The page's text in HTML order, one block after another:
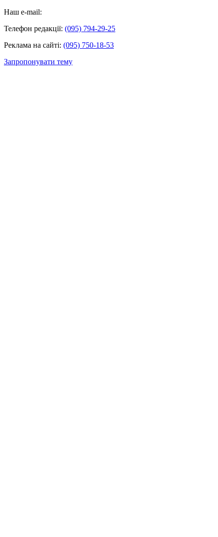
Наш e-mail:
Телефон редакції: (095) 794-29-25
Реклама на сайті: (095) 750-18-53
Запропонувати тему